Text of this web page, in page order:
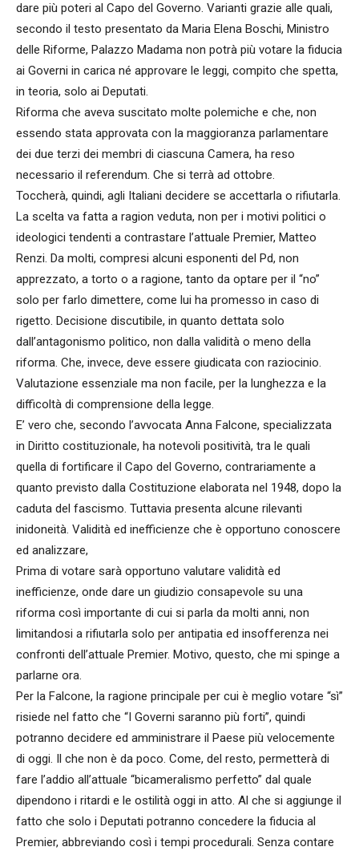
dare più poteri al Capo del Governo. Varianti grazie alle quali,
secondo il testo presentato da Maria Elena Boschi, Ministro
delle Riforme, Palazzo Madama non potrà più votare la fiducia
ai Governi in carica né approvare le leggi, compito che spetta,
in teoria, solo ai Deputati.
Riforma che aveva suscitato molte polemiche e che, non
essendo stata approvata con la maggioranza parlamentare
dei due terzi dei membri di ciascuna Camera, ha reso
necessario il referendum. Che si terrà ad ottobre.
Toccherà, quindi, agli Italiani decidere se accettarla o rifiutarla.
La scelta va fatta a ragion veduta, non per i motivi politici o
ideologici tendenti a contrastare l’attuale Premier, Matteo
Renzi. Da molti, compresi alcuni esponenti del Pd, non
apprezzato, a torto o a ragione, tanto da optare per il “no”
solo per farlo dimettere, come lui ha promesso in caso di
rigetto. Decisione discutibile, in quanto dettata solo
dall’antagonismo politico, non dalla validità o meno della
riforma. Che, invece, deve essere giudicata con raziocinio.
Valutazione essenziale ma non facile, per la lunghezza e la
difficoltà di comprensione della legge.
E’ vero che, secondo l’avvocata Anna Falcone, specializzata
in Diritto costituzionale, ha notevoli positività, tra le quali
quella di fortificare il Capo del Governo, contrariamente a
quanto previsto dalla Costituzione elaborata nel 1948, dopo la
caduta del fascismo. Tuttavia presenta alcune rilevanti
inidoneità. Validità ed inefficienze che è opportuno conoscere
ed analizzare,
Prima di votare sarà opportuno valutare validità ed
inefficienze, onde dare un giudizio consapevole su una
riforma così importante di cui si parla da molti anni, non
limitandosi a rifiutarla solo per antipatia ed insofferenza nei
confronti dell’attuale Premier. Motivo, questo, che mi spinge a
parlarne ora.
Per la Falcone, la ragione principale per cui è meglio votare “sì”
risiede nel fatto che “I Governi saranno più forti”, quindi
potranno decidere ed amministrare il Paese più velocemente
di oggi. Il che non è da poco. Come, del resto, permetterà di
fare l’addio all’attuale “bicameralismo perfetto” dal quale
dipendono i ritardi e le ostilità oggi in atto. Al che si aggiunge il
fatto che solo i Deputati potranno concedere la fiducia al
Premier, abbreviando così i tempi procedurali. Senza contare